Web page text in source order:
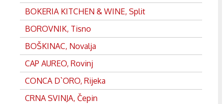
BOKERIA KITCHEN & WINE, Split
BOROVNIK, Tisno
BOŠKINAC, Novalja
CAP AUREO, Rovinj
CONCA D`ORO, Rijeka
CRNA SVINJA, Čepin